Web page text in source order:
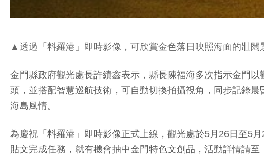
▲透過「料羅港」即時影像，可欣賞金色落日映照海面的壯闊
金門縣政府觀光處長許績鑫表示，縣長陳福海多次指示金門
頭，並搭配智慧巡航技術，可自動切換拍攝視角，同步記錄
海島風情。
為慶祝「料羅港」即時影像正式上線，觀光處於5月26日至5
貼文完成任務，就有機會抽中金門特色文創品，活動詳情請至